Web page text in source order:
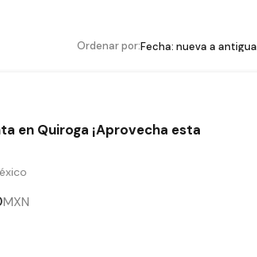
Ordenar por:Fecha: nueva a antigua
en Quiroga ¡Aprovecha esta
MXN